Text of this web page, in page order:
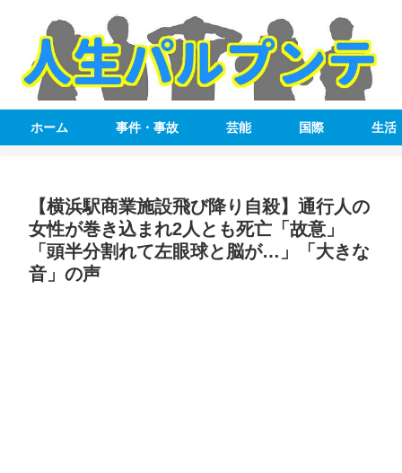
ホーム 事件・事故 芸能 国際 生活
【横浜駅商業施設飛び降り自殺】通行人の
女性が巻き込まれ2人とも死亡「故意」
「頭半分割れて左眼球と脳が…」「大きな
音」の声